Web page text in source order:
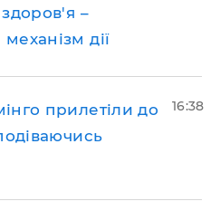
–
дії
прилетіли до
16:38